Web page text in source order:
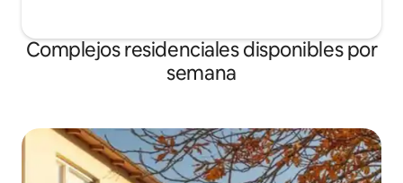
Complejos residenciales disponibles por
semana